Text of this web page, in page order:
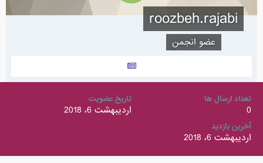
roozbeh.rajabi
عضو انجمن
تعداد ارسال ها
0
تاریخ عضویت
اردیبهشت 6، 2018
آخرین بازدید
اردیبهشت 6، 2018